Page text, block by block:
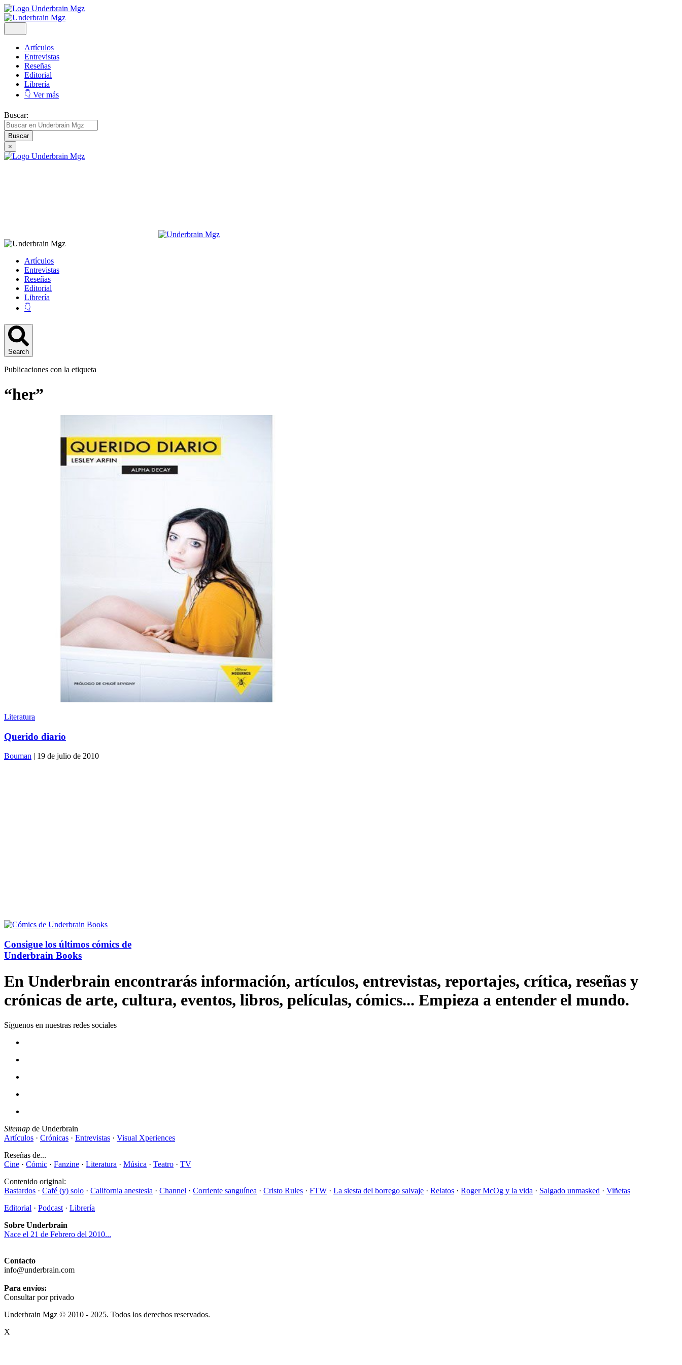
Artículos
Entrevistas
Reseñas
Editorial
Librería
👇 Ver más
Buscar:
×
Artículos
Entrevistas
Reseñas
Editorial
Librería
👇
Search
Publicaciones con la etiqueta
“her”
Literatura
Querido diario
Bouman | 19 de julio de 2010
Consigue los últimos cómics de
Underbrain Books
En Underbrain encontrarás información, artículos, entrevistas, reportajes, crítica, reseñas y
crónicas de arte, cultura, eventos, libros, películas, cómics... Empieza a entender el mundo.
Síguenos en nuestras redes sociales
Sitemap de Underbrain
Artículos · Crónicas · Entrevistas · Visual Xperiences
Reseñas de...
Cine · Cómic · Fanzine · Literatura · Música · Teatro · TV
Contenido original:
Bastardos · Café (y) solo · California anestesia · Channel · Corriente sanguínea · Cristo Rules · FTW · La siesta del borrego salvaje · Relatos · Roger McOg y la vida · Salgado unmasked · Viñetas
Editorial · Podcast · Librería
Sobre Underbrain
Nace el 21 de Febrero del 2010...
Contacto
info@underbrain.com
Para envíos:
Consultar por privado
Underbrain Mgz © 2010 - 2025. Todos los derechos reservados.
X